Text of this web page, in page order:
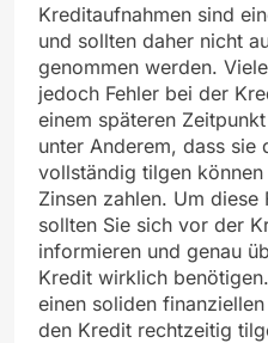
Kreditaufnahmen sind
und sollten daher nicht
genommen werden.
jedoch Fehler bei der
einem späteren
unter Anderem, dass sie
vollständig tilgen
Zinsen zahlen. Um diese
sollten Sie sich vor der
informieren und genau
Kredit wirklich
einen soliden
den Kredit rechtzeitig